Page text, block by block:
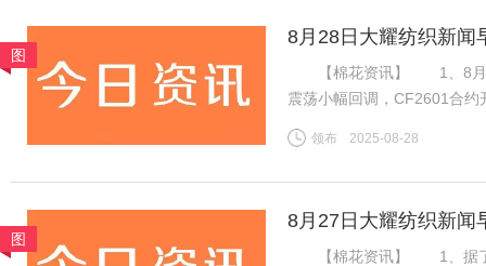
图
8月28日大耀纺织新闻
【棉花资讯】 1、8月27
震荡小幅回调，CF2601合
下游棉纱市场交投一般，棉
领布 2025-08-28
图
8月27日大耀纺织新闻
【棉花资讯】 1、据了解